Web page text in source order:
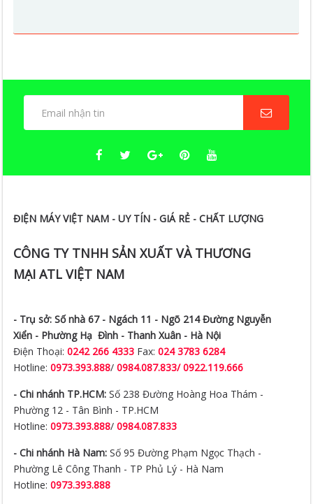
ĐIỆN MÁY VIỆT NAM - UY TÍN - GIÁ RẺ - CHẤT LƯỢNG
CÔNG TY TNHH SẢN XUẤT VÀ THƯƠNG
MẠI ATL VIỆT NAM
- Trụ sở: Số nhà 67 - Ngách 11 - Ngõ 214 Đường Nguyễn
Xiển - Phường Hạ Đình - Thanh Xuân - Hà Nội
Điện Thoại:0242 266 4333 Fax:024 3783 6284
Hotline:0973.393.888/0984.087.833/ 0922.119.666
- Chi nhánh TP.HCM: Số 238 Đường Hoàng Hoa Thám -
Phường 12 - Tân Bình - TP.HCM
Hotline:0973.393.888/0984.087.833
- Chi nhánh Hà Nam: Số 95 Đường Phạm Ngọc Thạch -
Phường Lê Công Thanh - TP Phủ Lý - Hà Nam
Hotline:0973.393.888